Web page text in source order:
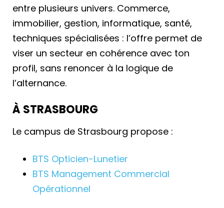
entre plusieurs univers. Commerce,
immobilier, gestion, informatique, santé,
techniques spécialisées : l’offre permet de
viser un secteur en cohérence avec ton
profil, sans renoncer à la logique de
l’alternance.
À STRASBOURG
Le campus de Strasbourg propose :
BTS Opticien-Lunetier
BTS Management Commercial
Opérationnel